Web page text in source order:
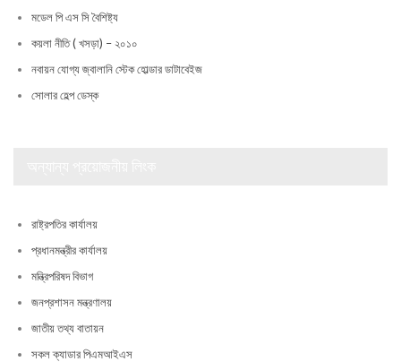
মডেল পি এস সি বৈশিষ্ট্য
কয়লা নীতি ( খসড়া) – ২০১০
নবায়ন যোগ্য জ্বালানি স্টেক হোল্ডার ডাটাবেইজ
সোলার হেল্প ডেস্ক
রাষ্ট্রপতির কার্যালয়
প্রধানমন্ত্রীর কার্যালয়
মন্ত্রিপরিষদ বিভাগ
জনপ্রশাসন মন্ত্রণালয়
জাতীয় তথ্য বাতায়ন
সকল ক্যাডার পিএমআইএস